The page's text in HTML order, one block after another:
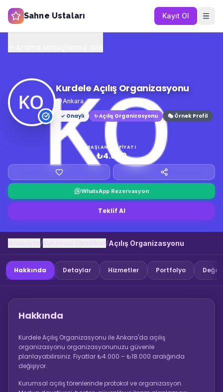
Sahne Ustaları Kayıt Ol
Kurdele Açılış Organizasyonu
Ankara
✓ Onaylı
✨Açılış Organizasyonu 🎭 Örnek Profil
BAŞLANGIÇ FIYATI
₺4.000
WhatsApp Rezervasyon
Teklif Al
/ /Açılış Organizasyonu
Hakkında Detaylar Hizmetler Portfolyo
Hakkında
Kurdele Açılış Organizasyonu ile Ankara'da açılış
organizasyonu organizasyonunuzu güvenle
planlayabilirsiniz. Fiyatlar ₺4.000 – ₺18.000 aralığında
değişiyor.
Kurumsal açılış törenlerinde protokol ve organizasyon.